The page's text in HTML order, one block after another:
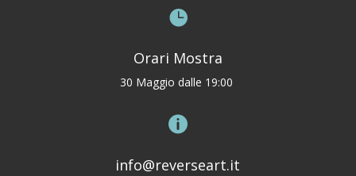

Orari Mostra
30 Maggio dalle 19:00

info@reverseart.it